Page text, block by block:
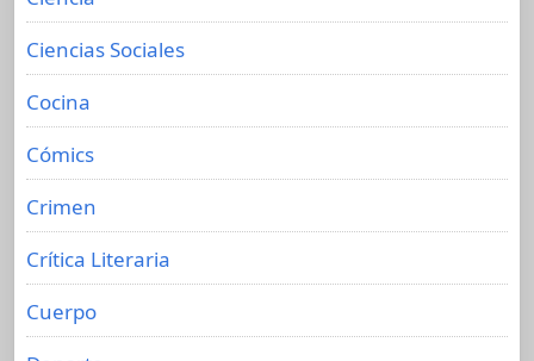
Ciencias Sociales
Cocina
Cómics
Crimen
Crítica Literaria
Cuerpo